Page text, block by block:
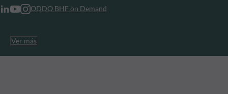
ODDO BHF on Demand
Ver más